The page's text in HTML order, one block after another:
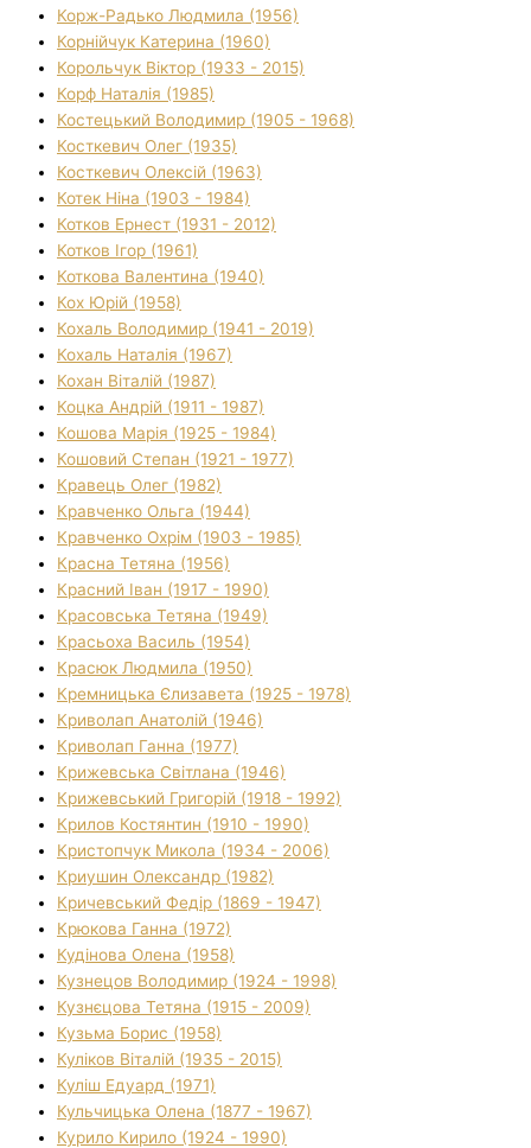
Корж-Радько Людмила (1956)
Корнійчук Катерина (1960)
Корольчук Віктор (1933 - 2015)
Корф Наталія (1985)
Костецький Володимир (1905 - 1968)
Косткевич Олег (1935)
Косткевич Олексій (1963)
Котек Ніна (1903 - 1984)
Котков Ернест (1931 - 2012)
Котков Ігор (1961)
Коткова Валентина (1940)
Кох Юрій (1958)
Кохаль Володимир (1941 - 2019)
Кохаль Наталія (1967)
Кохан Віталій (1987)
Коцка Андрій (1911 - 1987)
Кошова Марія (1925 - 1984)
Кошовий Степан (1921 - 1977)
Кравець Олег (1982)
Кравченко Ольга (1944)
Кравченко Охрім (1903 - 1985)
Красна Тетяна (1956)
Красний Іван (1917 - 1990)
Красовська Тетяна (1949)
Красьоха Василь (1954)
Красюк Людмила (1950)
Кремницька Єлизавета (1925 - 1978)
Криволап Анатолій (1946)
Криволап Ганна (1977)
Крижевська Світлана (1946)
Крижевський Григорій (1918 - 1992)
Крилов Костянтин (1910 - 1990)
Кристопчук Микола (1934 - 2006)
Криушин Олександр (1982)
Кричевський Федір (1869 - 1947)
Крюкова Ганна (1972)
Кудінова Олена (1958)
Кузнецов Володимир (1924 - 1998)
Кузнєцова Тетяна (1915 - 2009)
Кузьма Борис (1958)
Куліков Віталій (1935 - 2015)
Куліш Едуард (1971)
Кульчицька Олена (1877 - 1967)
Курило Кирило (1924 - 1990)